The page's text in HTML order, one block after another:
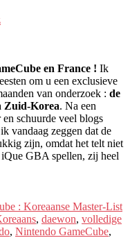
en France ! Ik
om u een exclusieve
van onderzoek : de
Zuid-Korea. Na een
en schuurde veel blogs
vandaag zeggen dat de
zijn, omdat het telt niet
GBA spellen, zij heel
: Koreaanse Master-List
, daewon, volledige
, Nintendo GameCube,